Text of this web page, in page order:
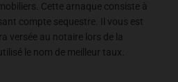
Cette arnaque consiste à
compte sequestre. Il vous est
versée au notaire lors de la
le nom de meilleur taux.